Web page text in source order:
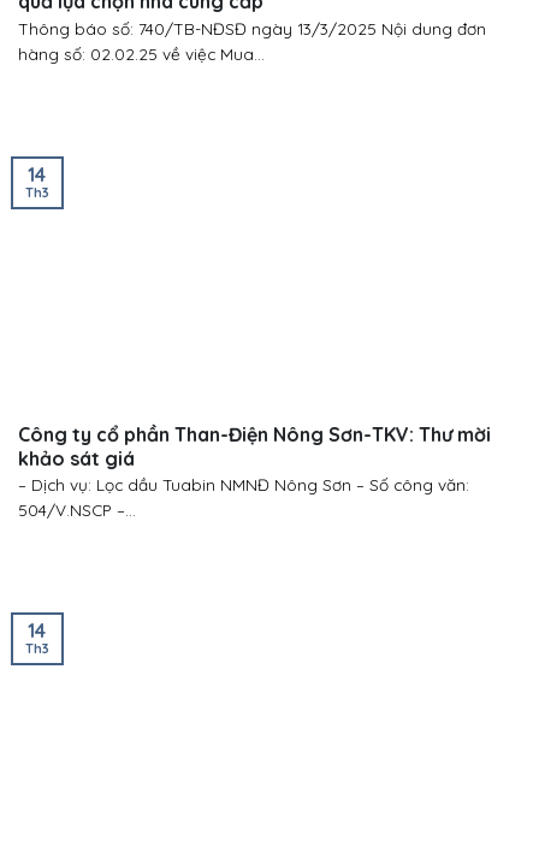
Thông báo số: 740/TB-NĐSĐ ngày 13/3/2025 Nội dung đơn
hàng số: 02.02.25 về việc Mua...
Công ty cổ phần Than-Điện Nông Sơn-TKV: Thư mời
khảo sát giá
– Dịch vụ: Lọc dầu Tuabin NMNĐ Nông Sơn – Số công văn:
504/V.NSCP –...
14
Th3
14
Th3